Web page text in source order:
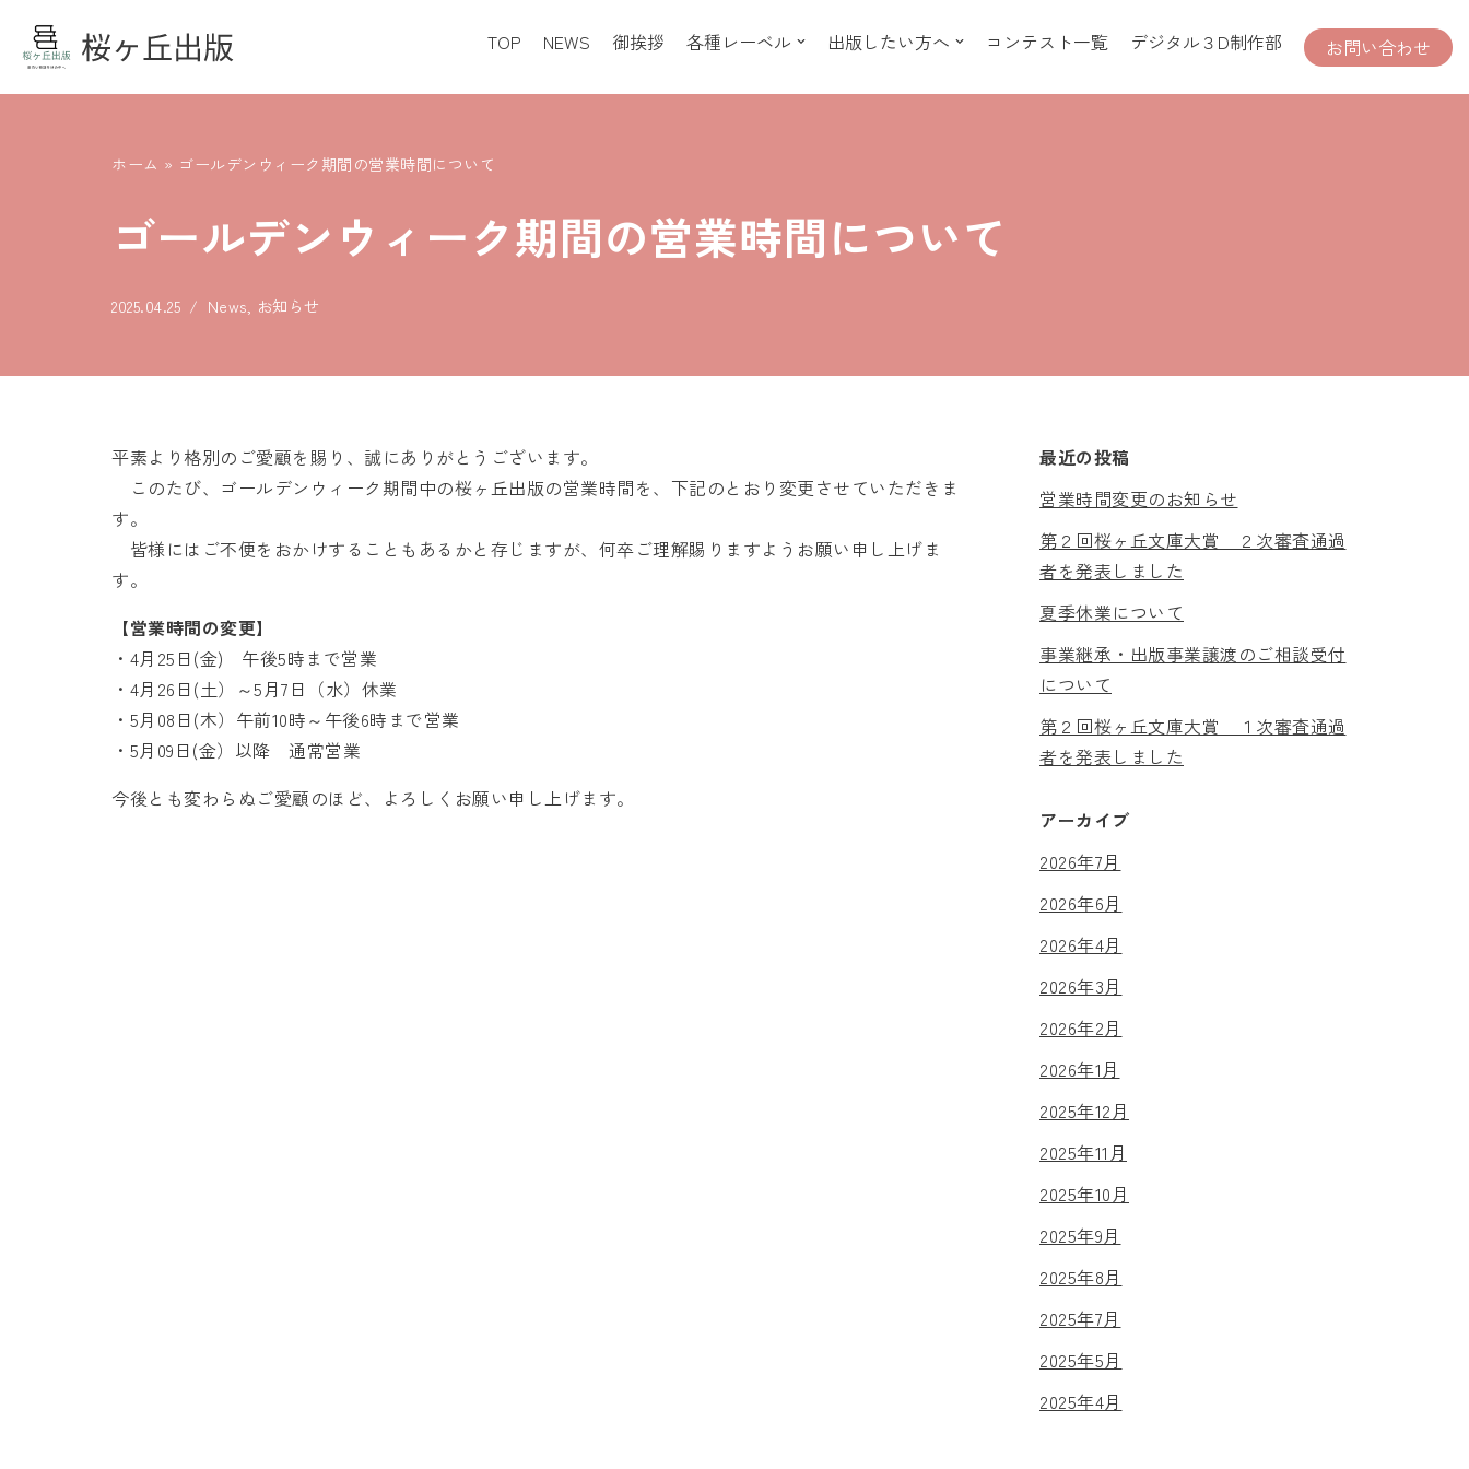
コ
ン
TOP NEWS 御挨拶 各種レーベル 出版したい方へ コンテスト一覧 デジタル３D制作部 お問い合わせ
ホーム » ゴールデンウィーク期間の営業時間について
ゴールデンウィーク期間の営業時間について
2025.04.25 News お知らせ
平素より格別のご愛顧を賜り、誠にありがとうございます。
このたび、ゴールデンウィーク期間中の桜ヶ丘出版の営業時間を、下記のとおり変更させていただきま
す。
皆様にはご不便をおかけすることもあるかと存じますが、何卒ご理解賜りますようお願い申し上げま
す。
【営業時間の変更】
・4月25日(金) 午後5時まで営業
・4月26日(土）～5月7日（水）休業
・5月08日(木）午前10時～午後6時まで営業
・5月09日(金）以降 通常営業
今後とも変わらぬご愛顧のほど、よろしくお願い申し上げます。
最近の投稿
営業時間変更のお知らせ
第２回桜ヶ丘文庫大賞 ２次審査通過
者を発表しました
夏季休業について
事業継承・出版事業譲渡のご相談受付
について
第２回桜ヶ丘文庫大賞 １次審査通過
者を発表しました
アーカイブ
2026年7月
2026年6月
2026年4月
2026年3月
2026年2月
2026年1月
2025年12月
2025年11月
2025年10月
2025年9月
2025年8月
2025年7月
2025年5月
2025年4月